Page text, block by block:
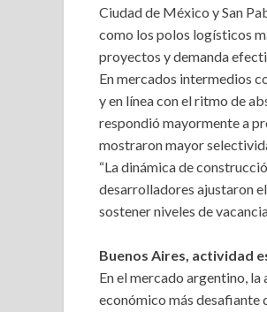
Ciudad de México y San
como los polos logísticos
proyectos y demanda
En mercados intermedios
y en línea con el ritmo de
respondió mayormente a
mostraron mayor
“La dinámica de
desarrolladores ajustaron
sostener niveles de
Buenos Aires, actividad
En el mercado argentino,
económico más desafiante